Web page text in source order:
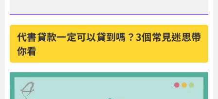
代書貸款一定可以貸到嗎？3個常見迷思帶
你看